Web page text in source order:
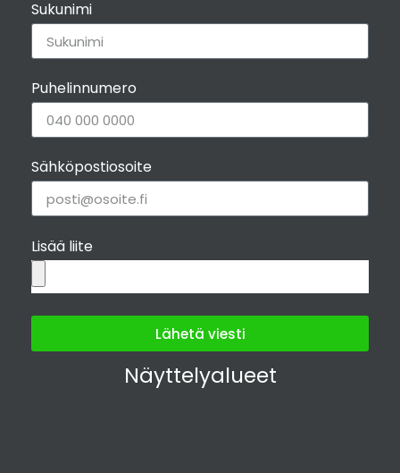
Sukunimi
Puhelinnumero
Sähköpostiosoite
Lisää liite
Lähetä viesti
Näyttelyalueet